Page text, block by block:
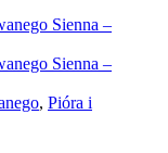
, Pióra i